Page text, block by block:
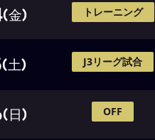
(金) トレーニング
(土) J3リーグ試合
(日) OFF